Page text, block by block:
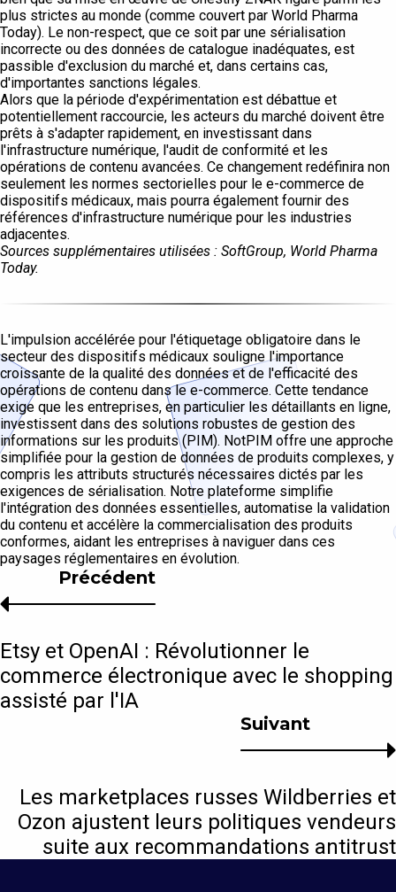
plus strictes au monde (comme couvert par World Pharma
Today). Le non-respect, que ce soit par une sérialisation
incorrecte ou des données de catalogue inadéquates, est
passible d'exclusion du marché et, dans certains cas,
d'importantes sanctions légales.
Alors que la période d'expérimentation est débattue et
potentiellement raccourcie, les acteurs du marché doivent être
prêts à s'adapter rapidement, en investissant dans
l'infrastructure numérique, l'audit de conformité et les
opérations de contenu avancées. Ce changement redéfinira non
seulement les normes sectorielles pour le e-commerce de
dispositifs médicaux, mais pourra également fournir des
références d'infrastructure numérique pour les industries
adjacentes.
Sources supplémentaires utilisées : SoftGroup, World Pharma
Today.
L'impulsion accélérée pour l'étiquetage obligatoire dans le
secteur des dispositifs médicaux souligne l'importance
croissante de la qualité des données et de l'efficacité des
opérations de contenu dans le e-commerce. Cette tendance
exige que les entreprises, en particulier les détaillants en ligne,
investissent dans des solutions robustes de gestion des
informations sur les produits (PIM). NotPIM offre une approche
simplifiée pour la gestion de données de produits complexes, y
compris les attributs structurés nécessaires dictés par les
exigences de sérialisation. Notre plateforme simplifie
l'intégration des données essentielles, automatise la validation
du contenu et accélère la commercialisation des produits
conformes, aidant les entreprises à naviguer dans ces
paysages réglementaires en évolution.
Suivant
Les marketplaces russes Wildberries et
Ozon ajustent leurs politiques vendeurs
suite aux recommandations antitrust
Précédent
Etsy et OpenAI : Révolutionner le
commerce électronique avec le shopping
assisté par l'IA